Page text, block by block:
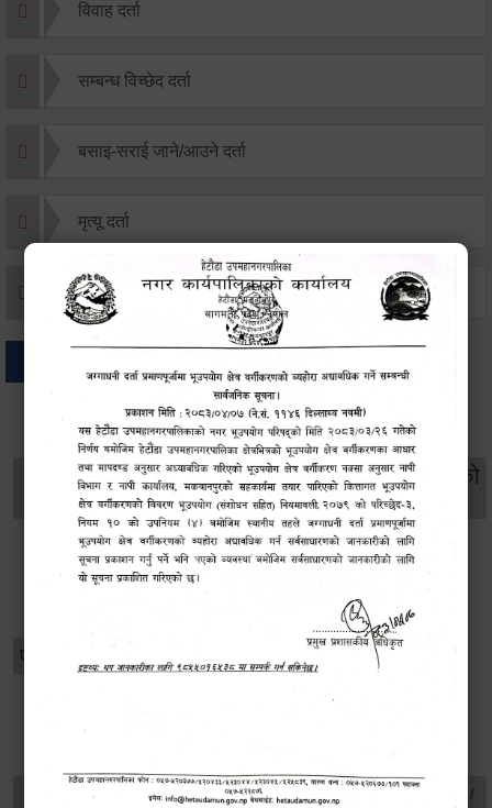
विवाह दर्ता
सम्बन्ध विच्छेद दर्ता
बसाइ-सराई जाने/आउने दर्ता
मृत्यू दर्ता
जन्म दर्ता
थप विवरणहरु
सामाजिक सुरक्षा तथा
व्यक्तिगत घटना दर्ता
महिला
विकास
वातावरण
सूचनाको
प्रेस नोट
बजेट, आम्दानी
सार्वजनिक खरिद/
आर्थिक प्रशासन कानुन /